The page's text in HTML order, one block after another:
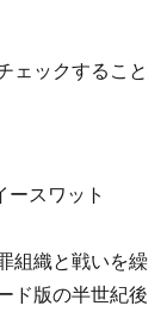
ェックすること
ースワット
組織と戦いを繰
ド版の半世紀後